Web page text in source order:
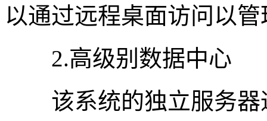
以通过远程桌面访问以
2.高级别数据中心
该系统的独立服务器